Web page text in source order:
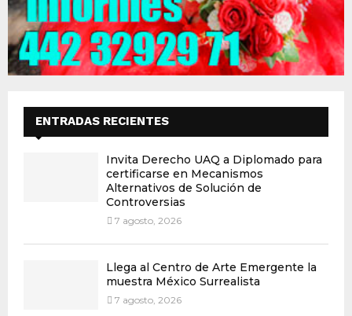
ENTRADAS RECIENTES
Invita Derecho UAQ a Diplomado para
certificarse en Mecanismos
Alternativos de Solución de
Controversias
7 agosto, 2026
Llega al Centro de Arte Emergente la
muestra México Surrealista
7 agosto, 2026